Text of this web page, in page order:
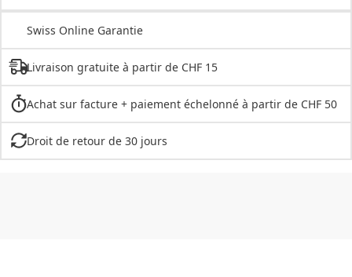
Swiss Online Garantie
Livraison gratuite à partir de CHF 15
Achat sur facture + paiement échelonné à partir de CHF 50
Droit de retour de 30 jours